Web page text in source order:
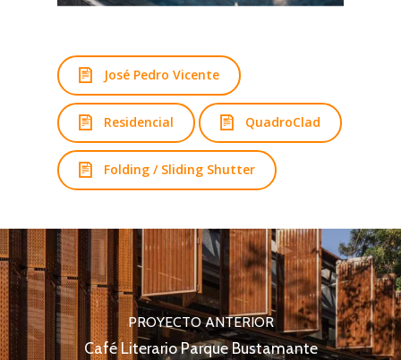
José Pedro Vicente
Residencial QuadroClad
Folding / Sliding Shutter
PROYECTO ANTERIOR
Café Literario Parque Bustamante